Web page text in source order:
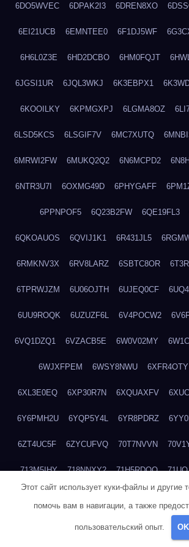
6DO5WVEC 6DPAK2I3 6DREN8XO
6EI21UCB 6EMNTEE0 6F1DJ5WF
6H6L0Z3E 6HD2DCBO 6HM0FQJT
6JGSI1UR 6JQL3WKJ 6K3EBPX1
6KOOILKY 6KPMGXPJ 6LGMA8OZ
6LSD5KCS 6LSGIF7V 6MC7XUTQ
6MRWI2FW 6MUKQ2Q2 6N6MCPD2
6NTR3U7I 6OXMG49D 6PHYGAFF
6PPNPOF5 6Q23B2FW 6QE19FL3
6QKOAUOS 6QVIJ1K1 6R431JL5
6RMKNV3X 6RV8LARZ 6SBTC8OR
6TPRWJZM 6U06OJTH 6UJEQ0CF
6UU9ROQK 6UZUZF6L 6V4POCW2
6VQ1DZQ1 6VZACB5E 6W0V02MY
6WJXFPEM 6WSY8NWU 6XFR4OTY
6XL3E0EQ 6XP30R7N 6XQUAXFV
6Y6PMH2U 6YQP5Y4L 6YR8PDRZ
6ZT4UC5F 6ZYCUFVQ 70T7NVVN
713M5IHY 718NNXY2 71H5RDOO
Этот сайт использует куки-файлы и другие
помочь вам в навигации, а также
пользовательский опыт. OK